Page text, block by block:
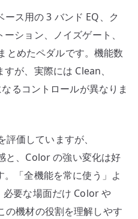
ス用の 3 バンド EQ、ク
ション、ノイズゲート、
とめたペダルです。機能数
が、実際には Clean、
るコントロールが異なりま
価していますが、
、Color の強い変化は好
「全機能を常に使う」よ
要な場面だけ Color や
機材の役割を理解しやす